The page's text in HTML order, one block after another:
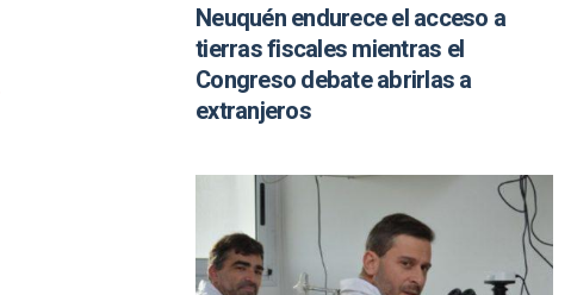
Neuquén endurece el acceso a
tierras fiscales mientras el
Congreso debate abrirlas a
extranjeros